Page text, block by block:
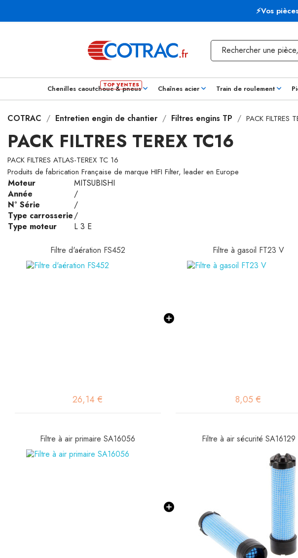
⚡Vos
Chenilles caoutchouc & pneus Chaînes acier Train de roulement
COTRAC Entretien engin de chantier Filtres engins TP PACK FILTRES
PACK FILTRES TEREX TC16
PACK FILTRES ATLAS-TEREX TC 16
Produits de fabrication Française de marque HIFI Filter, leader en Europe
Moteur
MITSUBISHI
Année
/
N° Série
/
Type carrosserie/
Type moteur
L 3 E
Filtre d'aération FS452
26,14 €
Filtre à gasoil FT23 V
8,05 €
Filtre à air primaire SA16056 Filtre à air sécurité SA16129